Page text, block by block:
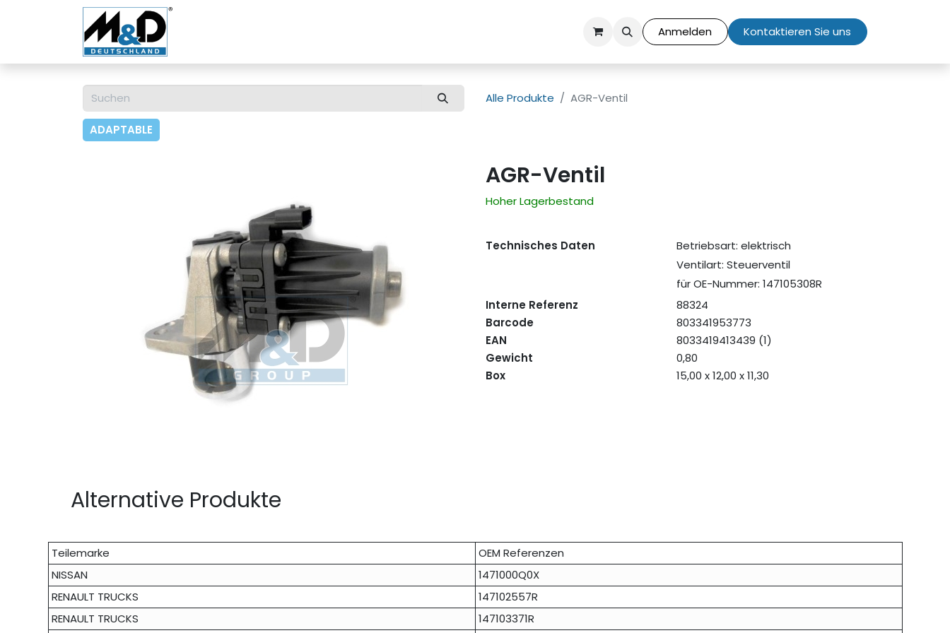
Anmelden Kontaktieren Sie uns
Alle Produkte AGR-Ventil
ADAPTABLE
AGR-Ventil
Hoher Lagerbestand
Technisches Daten
Betriebsart: elektrisch
Ventilart: Steuerventil
für OE-Nummer: 147105308R
Interne Referenz
88324
Barcode
803341953773
EAN
8033419413439 (1)
Gewicht
0,80
Box
15,00 x 12,00 x 11,30
Alternative Produkte
Teilemarke
OEM Referenzen
NISSAN
1471000Q0X
RENAULT TRUCKS
147102557R
RENAULT TRUCKS
147103371R